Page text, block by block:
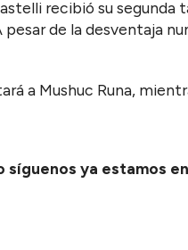
recibió su
pesar de la desventaja
a Mushuc Runa,
ya estamos